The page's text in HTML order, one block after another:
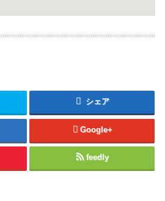
シェア
Google+
feedly